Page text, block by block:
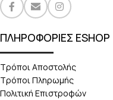
ΠΛΗΡΟΦΟΡΙΕΣ ESHOP
Τρόποι Αποστολής
Τρόποι Πληρωμής
Πολιτική Επιστροφών